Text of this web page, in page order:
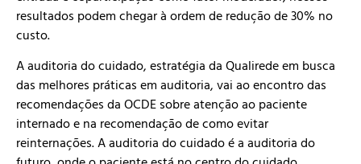
resultados podem chegar à ordem de redução de 30% no
custo.
A auditoria do cuidado, estratégia da Qualirede em busca
das melhores práticas em auditoria, vai ao encontro das
recomendações da OCDE sobre atenção ao paciente
internado e na recomendação de como evitar
reinternações. A auditoria do cuidado é a auditoria do